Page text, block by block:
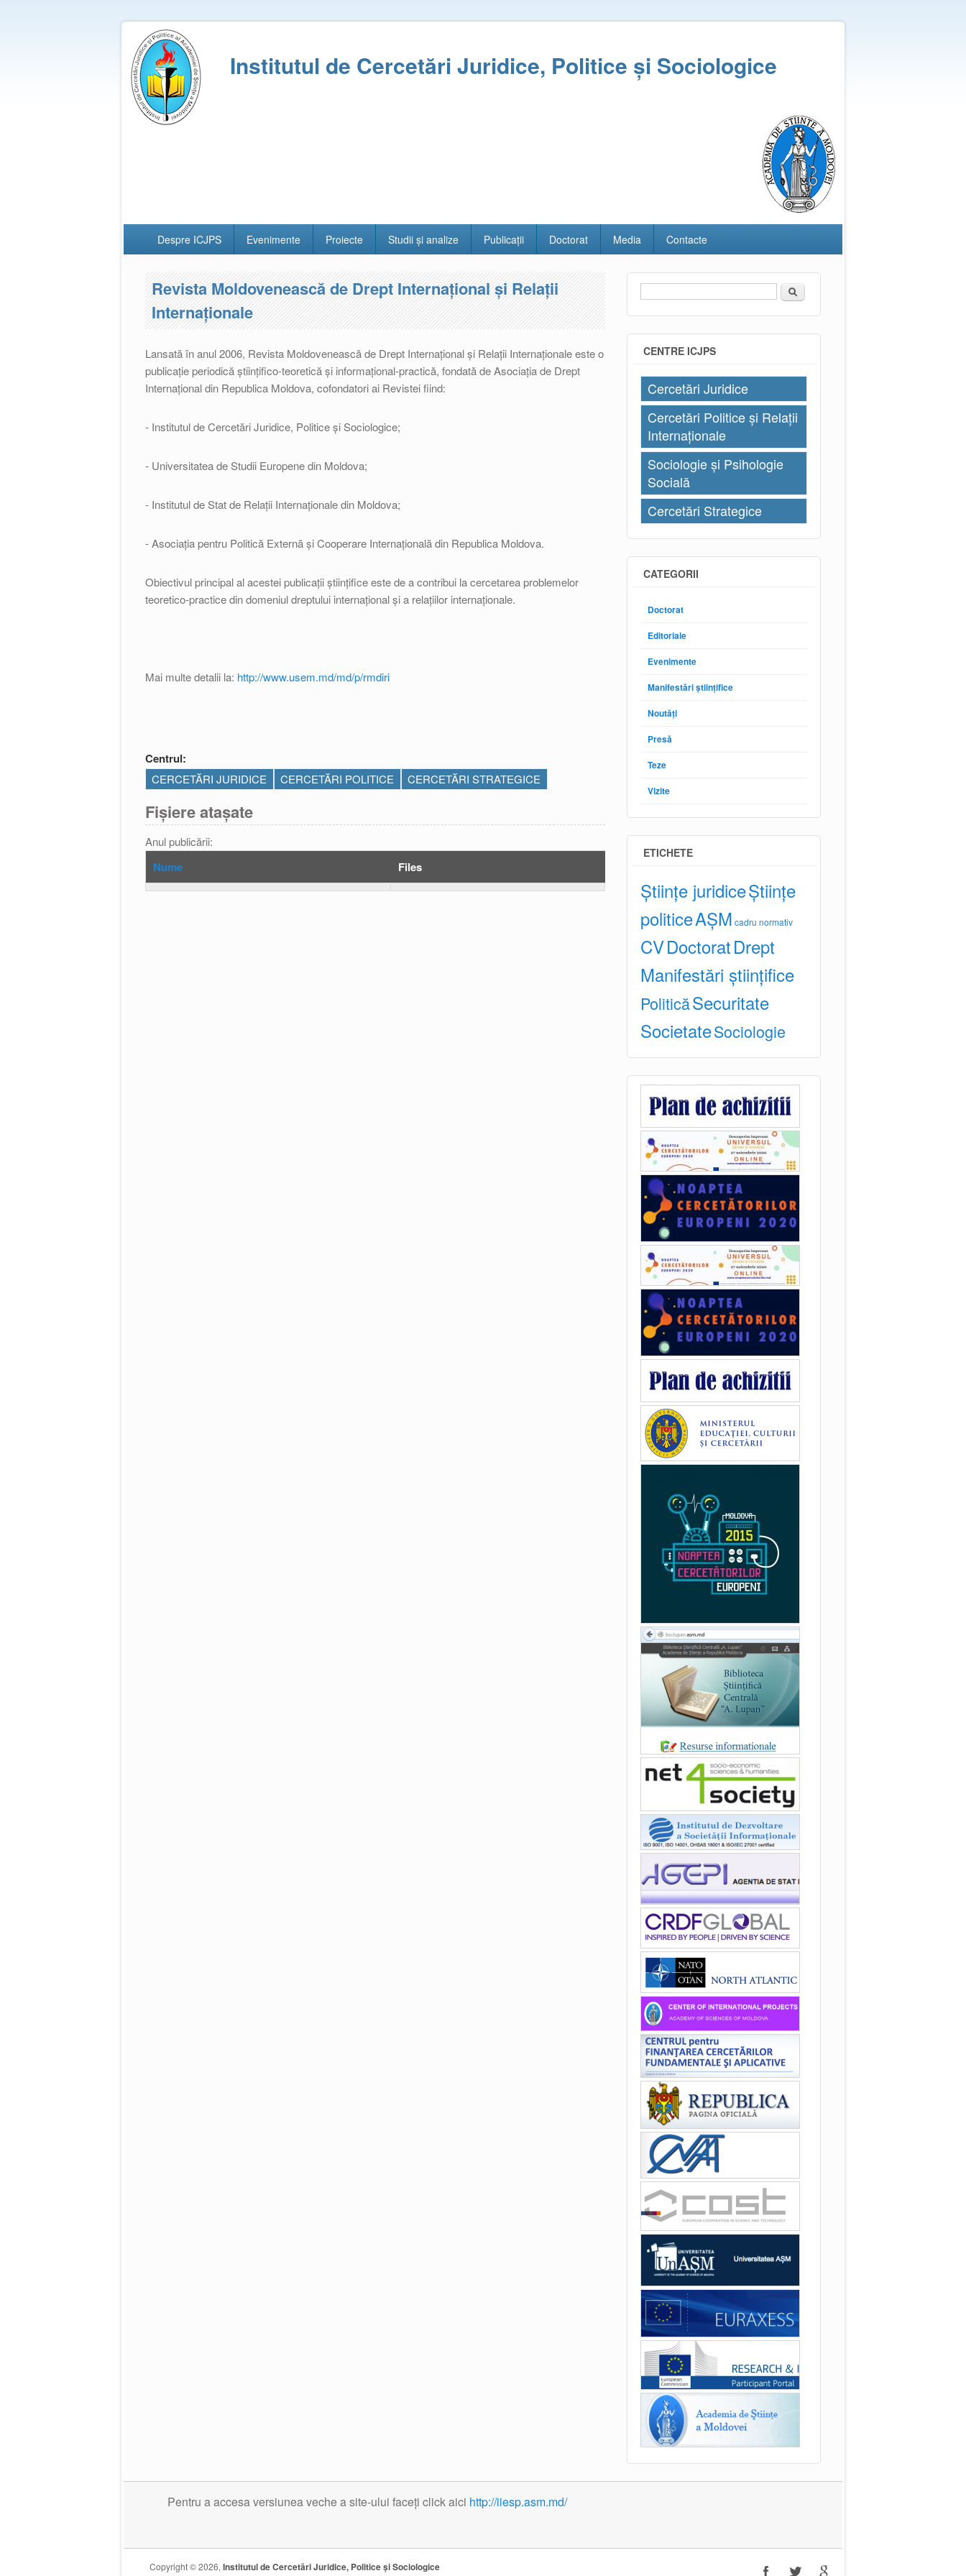
Institutul de Cercetări Juridice, Politice și Sociologice
Despre ICJPS Evenimente Proiecte Studii și analize Publicații Doctorat Media Contacte
Revista Moldovenească de Drept Internaţional și Relaţii
Internaţionale
Lansată în anul 2006, Revista Moldovenească de Drept Internaţional şi Relaţii Internaţionale este o
publicaţie periodică ştiinţifico-teoretică şi informaţional-practică, fondată de Asociaţia de Drept
Internaţional din Republica Moldova, cofondatori ai Revistei fiind:
- Institutul de Cercetări Juridice, Politice și Sociologice;
- Universitatea de Studii Europene din Moldova;
- Institutul de Stat de Relaţii Internaţionale din Moldova;
- Asociaţia pentru Politică Externă şi Cooperare Internaţională din Republica Moldova.
Obiectivul principal al acestei publicații științifice este de a contribui la cercetarea problemelor
teoretico-practice din domeniul dreptului internaţional şi a relaţiilor internaţionale.
Mai multe detalii la: http://www.usem.md/md/p/rmdiri
Centrul:
CERCETĂRI JURIDICE CERCETĂRI POLITICE CERCETĂRI STRATEGICE
Fișiere atașate
Anul publicării:
Nume Files
Formular de căutare
Căutare
CENTRE ICJPS
Cercetări Juridice
Cercetări Politice și Relații
Internaționale
Sociologie și Psihologie
Socială
Cercetări Strategice
CATEGORII
Doctorat
Editoriale
Evenimente
Manifestări științifice
Noutăți
Presă
Teze
Vizite
ETICHETE
Științe juridiceȘtiințe
politiceAȘM cadru normativ
CVDoctoratDrept
Manifestări științifice
PoliticăSecuritate
SocietateSociologie
Pentru a accesa versiunea veche a site-ului faceți click aici http://iiesp.asm.md/
Copyright © 2026, Institutul de Cercetări Juridice, Politice și Sociologice